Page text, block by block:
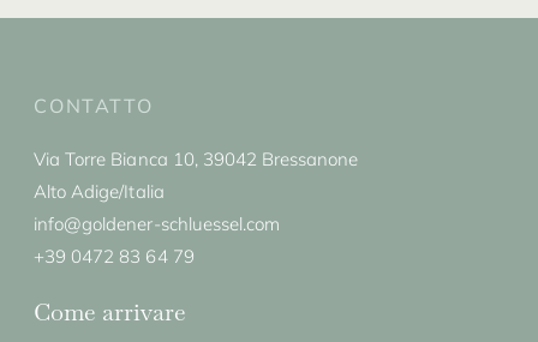
CONTATTO
Via Torre Bianca 10, 39042 Bressanone
Alto Adige/Italia
info@goldener-schluessel.com
+39 0472 83 64 79
Come arrivare